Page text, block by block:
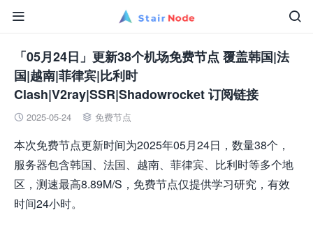


「05月24日」更新38个机场免费节点 覆盖韩国|法
国|越南|菲律宾|比利时
Clash|V2ray|SSR|Shadowrocket 订阅链接
 2025-05-24  免费节点
本次免费节点更新时间为2025年05月24日，数量38个，
服务器包含韩国、法国、越南、菲律宾、比利时等多个地
区，测速最高8.89M/S，免费节点仅提供学习研究，有效
时间24小时。